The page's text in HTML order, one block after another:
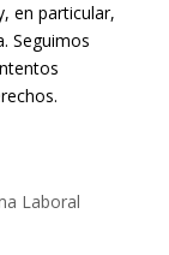
en particular,
Seguimos